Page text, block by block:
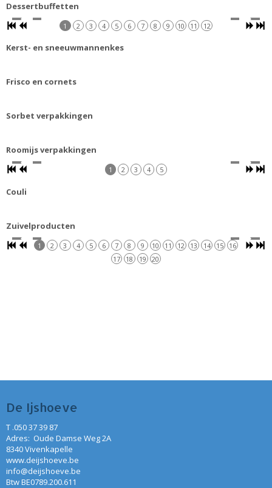
Dessertbuffetten
1 2 3 4 5 6 7 8 9 10 11 12
Kerst- en sneeuwmannenkes
Frisco en cornets
Sorbet verpakkingen
Roomijs verpakkingen
1 2 3 4 5
Couli
Zuivelproducten
1 2 3 4 5 6 7 8 9 10 11 12 13 14 15
16
17
18 19 20
De Ijshoeve
T .050 37 39 87
Adres: Oude Damse Weg 2A
8340 Vivenkapelle
www.deijshoeve.be
info@deijshoeve.be
Btw BE0789.200.611